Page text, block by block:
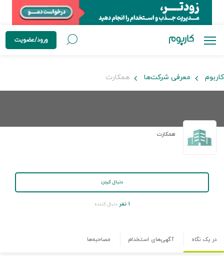
ورود/عضویت
کاربوم معرفی شرکت‌ها همکارت
همکارت
دنبال کردن
۱ نفر دنبال کننده
در یک نگاه آگهی‌های استخدام مصاحبه‌ها